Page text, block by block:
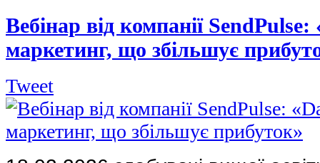
Вебінар від компанії
маркетинг, що збільшує
Tweet